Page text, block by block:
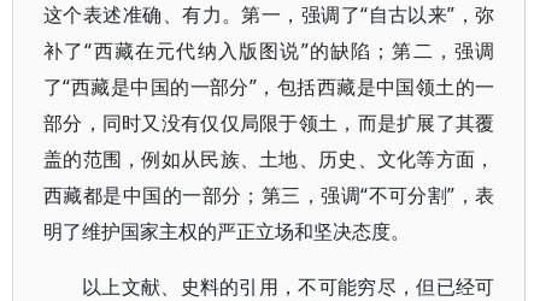
这个表述准确、有力。第一，强调了“自古以来”，弥
补了“西藏在元代纳入版图说”的缺陷；第二，强调
了“西藏是中国的一部分”，包括西藏是中国领土的一
部分，同时又没有仅仅局限于领土，而是扩展了其覆
盖的范围，例如从民族、土地、历史、文化等方面，
西藏都是中国的一部分；第三，强调“不可分割”，表
明了维护国家主权的严正立场和坚决态度。
以上文献、史料的引用，不可能穷尽，但已经可